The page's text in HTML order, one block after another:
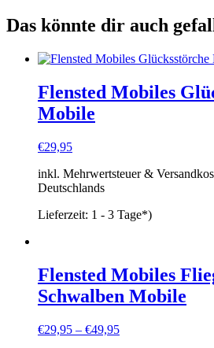
Das könnte dir auch
Flensted Mobiles
Mobile
€29,95
inkl. Mehrwertsteuer &
Deutschlands
Lieferzeit: 1 - 3 Tage*)
Flensted Mobiles
Schwalben Mobile
€29,95 – €49,95